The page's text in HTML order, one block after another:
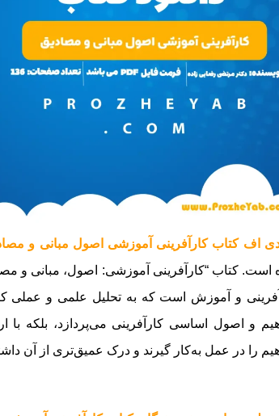
اف کتاب کارآفرینی آموزشی اصول مبانی و
است. کتاب “کارآفرینی آموزشی: اصول، مبانی و
و آموزش است که به تحلیل علمی و عملی
و اصول اساسی کارآفرینی می‌پردازد، بلکه با
را در عمل به‌کار گیرند و درک عمیق‌تری از آن